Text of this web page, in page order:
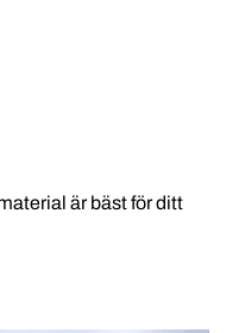
är bäst för ditt